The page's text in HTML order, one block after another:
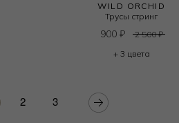
WILD ORCHID
Трусы стринг
900 ₽ 2 500₽
+ 3 цвета
2 3